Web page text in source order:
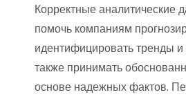
Корректные аналитические
помочь компаниям
идентифицировать тренды
также принимать
основе надежных фактов.